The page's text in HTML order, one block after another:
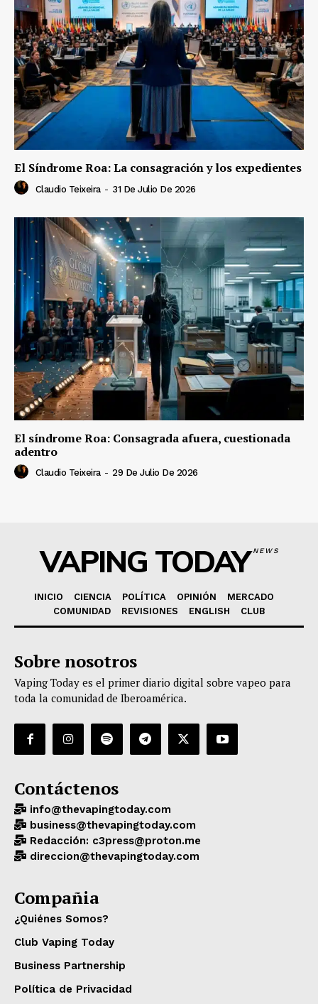
El Síndrome Roa: La consagración y los expedientes
Claudio Teixeira - 31 De Julio De 2026
El síndrome Roa: Consagrada afuera, cuestionada
adentro
Claudio Teixeira - 29 De Julio De 2026
VAPING TODAYNEWS
INICIO CIENCIA POLÍTICA OPINIÓN
MERCADO
COMUNIDAD
REVISIONES ENGLISH CLUB
Sobre nosotros
Vaping Today es el primer diario digital sobre vapeo para
toda la comunidad de Iberoamérica.
Contáctenos
info@thevapingtoday.com
business@thevapingtoday.com
Redacción: c3press@proton.me
direccion@thevapingtoday.com
Compañia
¿Quiénes Somos?
Club Vaping Today
Business Partnership
Política de Privacidad